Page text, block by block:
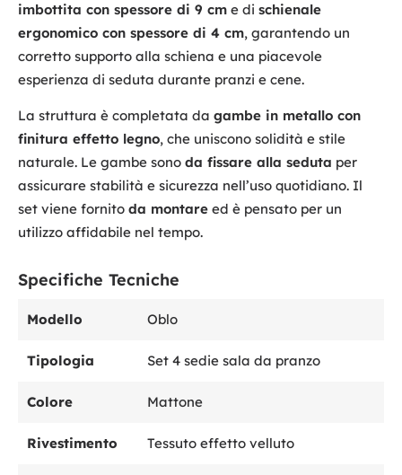
imbottita con spessore di 9 cm e di schienale
ergonomico con spessore di 4 cm, garantendo un
corretto supporto alla schiena e una piacevole
esperienza di seduta durante pranzi e cene.
La struttura è completata da gambe in metallo con
finitura effetto legno, che uniscono solidità e stile
naturale. Le gambe sono da fissare alla seduta per
assicurare stabilità e sicurezza nell’uso quotidiano. Il
set viene fornito da montare ed è pensato per un
utilizzo affidabile nel tempo.
Specifiche Tecniche
Modello Oblo
Tipologia Set 4 sedie sala da pranzo
Colore Mattone
Rivestimento Tessuto effetto velluto